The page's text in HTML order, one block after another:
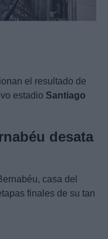
el resultado de
estadio Santiago
desata
casa del
finales de su tan